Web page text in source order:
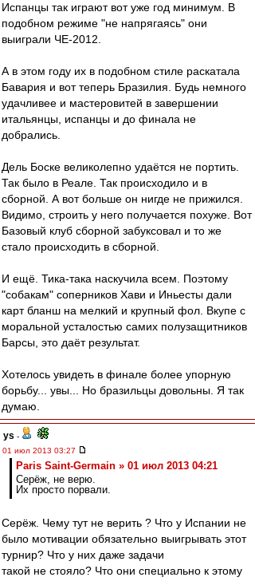
Испанцы так играют вот уже год минимум. В
подобном режиме "не напрягаясь" они
выиграли ЧЕ-2012.
А в этом году их в подобном стиле раскатала
Бавария и вот теперь Бразилия. Будь немного
удачливее и мастеровитей в завершении
итальянцы, испанцы и до финала не
добрались.
Дель Боске великолепно удаётся не портить.
Так было в Реале. Так происходило и в
сборной. А вот больше он нигде не прижился.
Видимо, строить у него получается похуже. Вот
Базовый клуб сборной забуксовал и то же
стало происходить в сборной.
И ещё. Тика-така наскучила всем. Поэтому
"собакам" соперников Хави и Иньесты дали
карт бланш на мелкий и крупный фол. Вкупе с
моральной усталостью самих полузащитников
Барсы, это даёт результат.
Хотелось увидеть в финале более упорную
борьбу... увы... Но бразильцы довольны. Я так
думаю.
ys -
01 июл 2013 03:27
Paris Saint-Germain » 01 июл 2013 04:21
Серёж, не верю.
Их просто порвали.
Серёж. Чему тут не верить ? Что у Испании не
было мотивации обязательно выигрывать этот
турнир? Что у них даже задачи
такой не стояло? Что они специально к этому